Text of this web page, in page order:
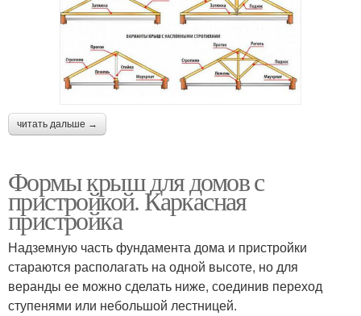
читать дальше →
Формы крыш для домов с
пристройкой. Каркасная
пристройка
Надземную часть фундамента дома и пристройки
стараются располагать на одной высоте, но для
веранды ее можно сделать ниже, соединив переход
ступенями или небольшой лестницей.